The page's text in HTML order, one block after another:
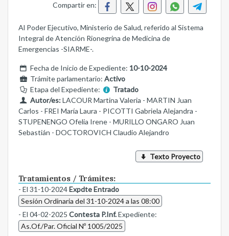
Compartir en:
Al Poder Ejecutivo, Ministerio de Salud, referido al Sistema
Integral de Atención Rionegrina de Medicina de
Emergencias -SIARME-.
Fecha de Inicio de Expediente: 10-10-2024
Trámite parlamentario: Activo
Etapa del Expediente:
Tratado
Autor/es:LACOUR Martina Valeria - MARTIN Juan
Carlos - FREI María Laura - PICOTTI Gabriela Alejandra -
STUPENENGO Ofelia Irene - MURILLO ONGARO Juan
Sebastián - DOCTOROVICH Claudio Alejandro
Texto Proyecto
Tratamientos / Trámites:
- El 31-10-2024Expdte Entrado
Sesión Ordinaria del 31-10-2024 a las 08:00
- El 04-02-2025 Contesta P.Inf.Expediente:
As.Of./Par. Oficial Nº 1005/2025